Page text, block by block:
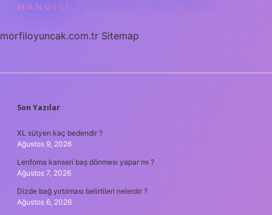
HANGISI
morfiloyuncak.com.tr Sitemap
SIDEBAR
Son Yazılar
XL sütyen kaç bedendir ?
Ağustos 9, 2026
Lenfoma kanseri baş dönmesi yapar mı ?
Ağustos 7, 2026
Dizde bağ yırtılması belirtileri nelerdir ?
Ağustos 6, 2026